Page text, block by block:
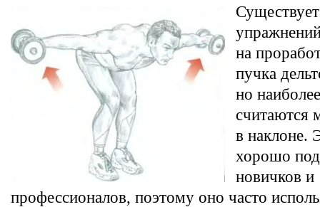
на
пучка
но
считаются
в наклоне.
хорошо
новичков и
профессионалов, поэтому оно часто